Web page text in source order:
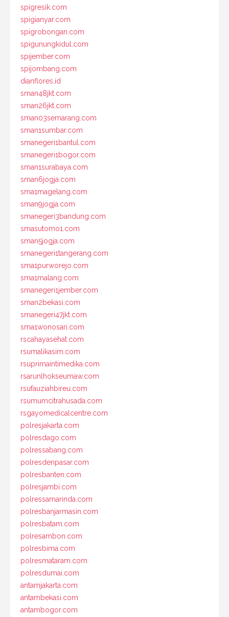
spigresik.com
spigianyar.com
spigrobongan.com
spigunungkidul.com
spijember.com
spijombang.com
dianflores.id
sman48jkt.com
sman26jkt.com
sman03semarang.com
sman1sumbar.com
smanegeri1bantul.com
smanegeri1bogor.com
sman1surabaya.com
sman6jogja.com
sma1magelang.com
sman9jogja.com
smanegeri3bandung.com
smasutomo1.com
sman5jogja.com
smanegeri1tangerang.com
sma1purworejo.com
sma1malang.com
smanegeri1jember.com
sman2bekasi.com
smanegeri47jkt.com
sma1wonosari.com
rscahayasehat.com
rsumalikasim.com
rsuprimaintimedika.com
rsarunlhokseumaw.com
rsufauziahbireu.com
rsumumcitrahusada.com
rsgayomedicalcentre.com
polresjakarta.com
polresdago.com
polressabang.com
polresdenpasar.com
polresbanten.com
polresjambi.com
polressamarinda.com
polresbanjarmasin.com
polresbatam.com
polresambon.com
polresbima.com
polresmataram.com
polresdumai.com
antamjakarta.com
antambekasi.com
antambogor.com